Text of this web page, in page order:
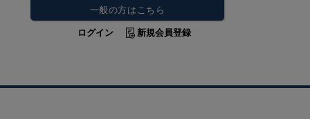
一般の方はこちら
ログイン 新規会員登録